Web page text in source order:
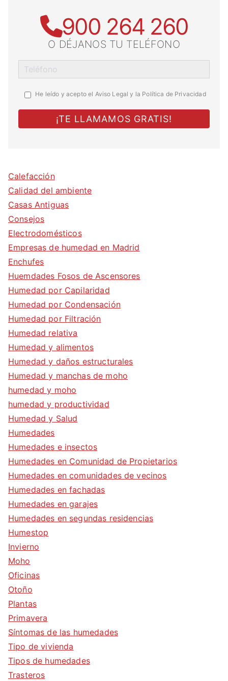
900 264 260
O DÉJANOS TU TELÉFONO
He leído y acepto el Aviso Legal y la Política de Privacidad
Calefacción
Calidad del ambiente
Casas Antiguas
Consejos
Electrodomésticos
Empresas de humedad en Madrid
Enchufes
Huemdades Fosos de Ascensores
Humedad por Capilaridad
Humedad por Condensación
Humedad por Filtración
Humedad relativa
Humedad y alimentos
Humedad y daños estructurales
Humedad y manchas de moho
humedad y moho
humedad y productividad
Humedad y Salud
Humedades
Humedades e insectos
Humedades en Comunidad de Propietarios
Humedades en comunidades de vecinos
Humedades en fachadas
Humedades en garajes
Humedades en segundas residencias
Humestop
Invierno
Moho
Oficinas
Otoño
Plantas
Primavera
Síntomas de las humedades
Tipo de vivienda
Tipos de humedades
Trasteros